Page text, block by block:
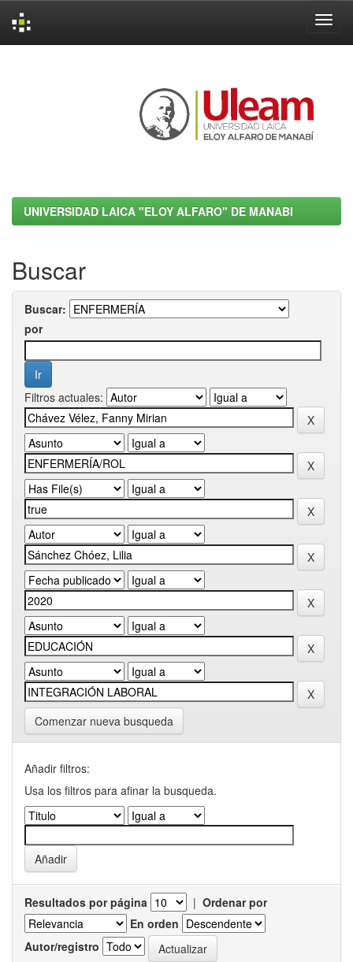
UNIVERSIDAD LAICA "ELOY ALFARO" DE MANABI
Buscar
Buscar:
por
Filtros actuales:
Comenzar nueva busqueda
Añadir filtros:
Usa los filtros para afinar la busqueda.
Resultados por página | Ordenar por
En orden
Autor/registro